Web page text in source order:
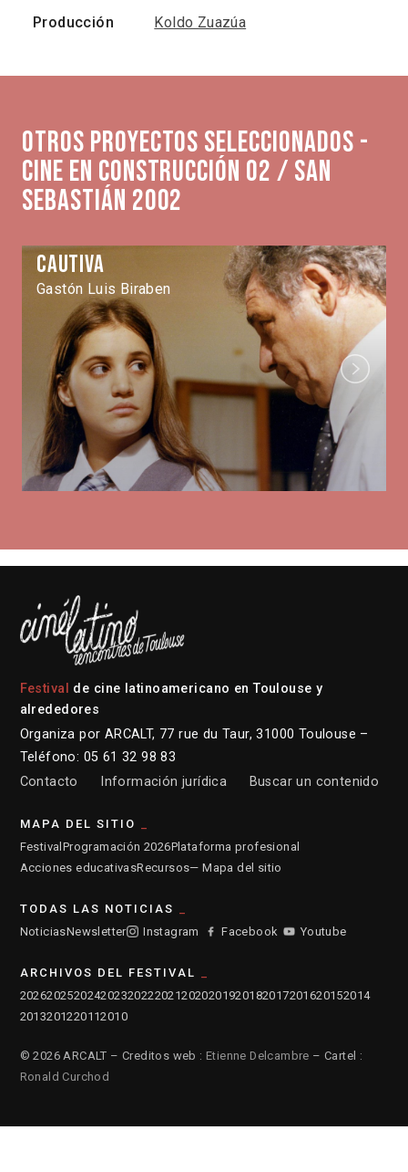
Producción Koldo Zuazúa
Otros proyectos seleccionados -
Cine en Construcción 02 / San
Sebastián 2002
Cautiva
Gastón Luis Biraben
Next
Festival
de cine latinoamericano en Toulouse y
alrededores
Organiza por ARCALT, 77 rue du Taur, 31000 Toulouse –
Teléfono: 05 61 32 98 83
Contacto
Información jurídica Buscar un contenido
MAPA DEL SITIO
Festival Programación 2026Plataforma profesional
Acciones educativasRecursos— Mapa del sitio
TODAS LAS NOTICIAS
NoticiasNewsletter Instagram Facebook Youtube
ARCHIVOS DEL FESTIVAL
2026202520242023202220212020201920182017201620152014
2013201220112010
© 2026 ARCALT – Creditos web : Etienne Delcambre – Cartel :
Ronald Curchod